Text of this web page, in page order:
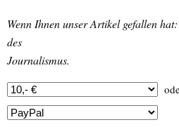
Wenn Ihnen unser Artikel gefallen
des
Journalismus.